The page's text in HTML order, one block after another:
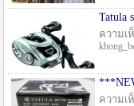
Tatula
ความเ
ความเ